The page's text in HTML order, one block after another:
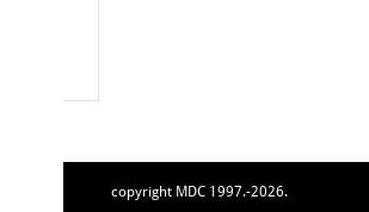
copyright MDC 1997.-2026.